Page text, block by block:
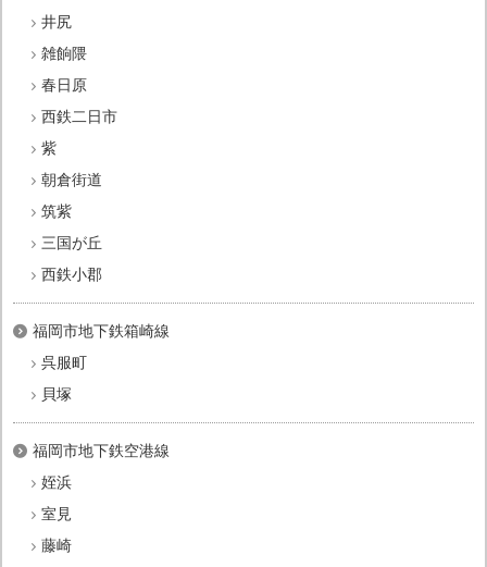
井尻
雑餉隈
春日原
西鉄二日市
紫
朝倉街道
筑紫
三国が丘
西鉄小郡
福岡市地下鉄箱崎線
呉服町
貝塚
福岡市地下鉄空港線
姪浜
室見
藤崎